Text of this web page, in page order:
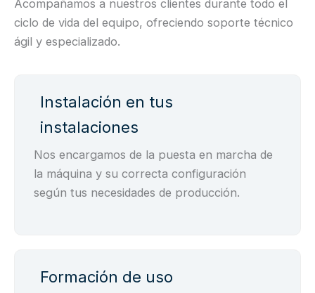
Acompañamos a nuestros clientes durante todo el
ciclo de vida del equipo, ofreciendo soporte técnico
ágil y especializado.
Instalación en tus
instalaciones
Nos encargamos de la puesta en marcha de
la máquina y su correcta configuración
según tus necesidades de producción.
Formación de uso